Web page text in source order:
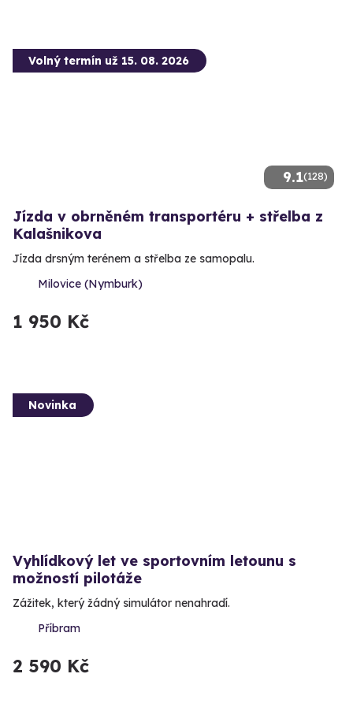
9.1(128)
Volný termín už 15. 08. 2026
Jízda v obrněném transportéru + střelba z
Kalašnikova
Jízda drsným terénem a střelba ze samopalu.
Milovice (Nymburk)
1 950 Kč
Novinka
Vyhlídkový let ve sportovním letounu s
možností pilotáže
Zážitek, který žádný simulátor nenahradí.
Příbram
2 590 Kč